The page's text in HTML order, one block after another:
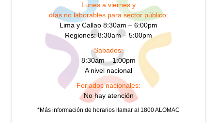
Lunes a viernes y
días no laborables para sector público:
Lima y Callao 8:30am – 6:00pm
Regiones: 8:30am – 5:00pm
Sábados:
8:30am – 1:00pm
A nivel nacional
Feriados nacionales:
No hay atención
*Más información de horarios llamar al 1800 ALOMAC